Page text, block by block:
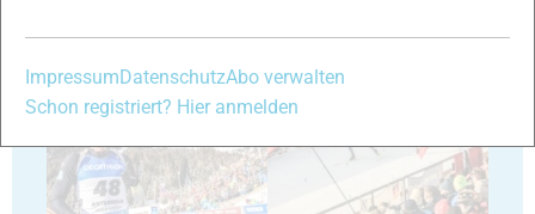
ImpressumDatenschutzAbo verwalten
Schon registriert? Hier anmelden